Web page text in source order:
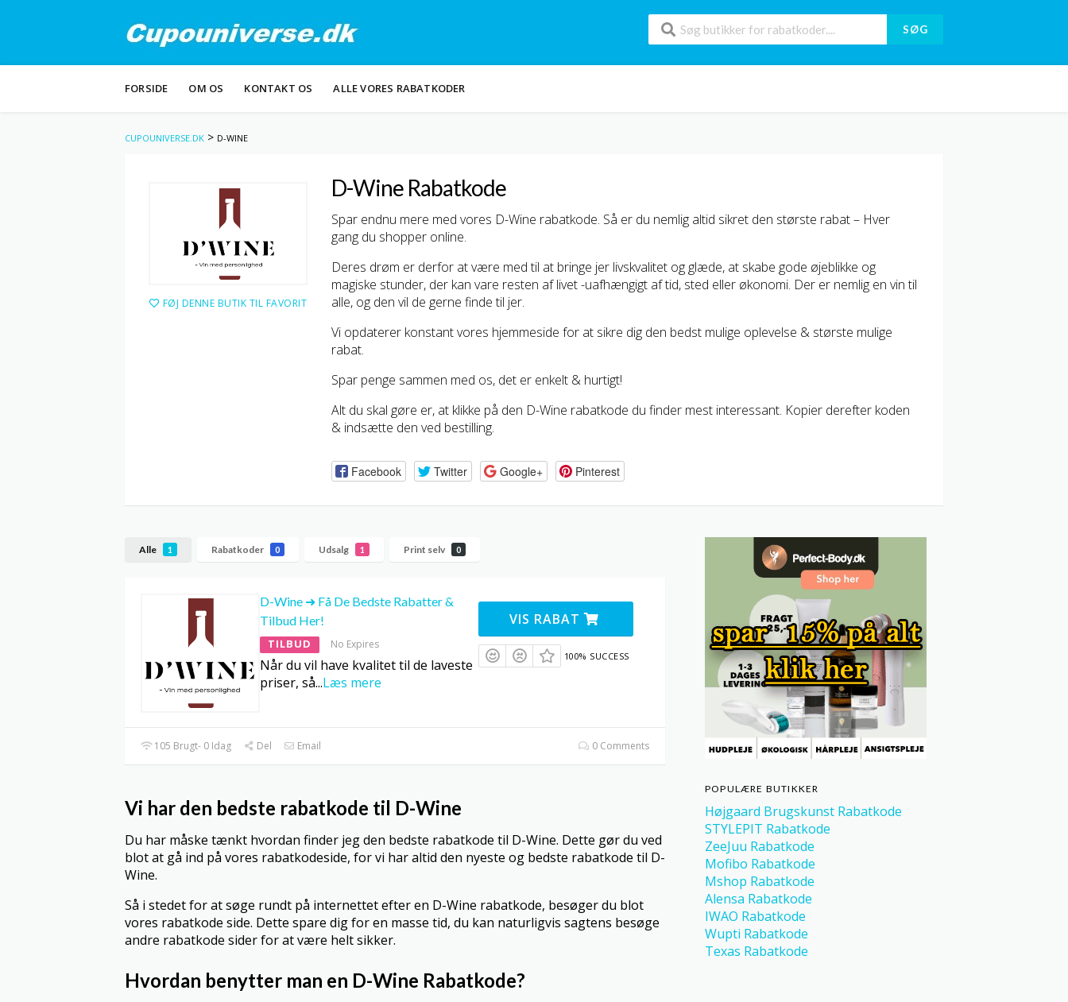
SØG
to
FORSIDE OM OS KONTAKT OS ALLE VORES RABATKODER
CUPOUNIVERSE.DK > D-WINE
FØJ DENNE BUTIK TIL FAVORIT
D-Wine Rabatkode
Spar endnu mere med vores D-Wine rabatkode. Så er du nemlig altid sikret den største rabat – Hver
gang du shopper online.
Deres drøm er derfor at være med til at bringe jer livskvalitet og glæde, at skabe gode øjeblikke og
magiske stunder, der kan vare resten af livet -uafhængigt af tid, sted eller økonomi. Der er nemlig en vin til
alle, og den vil de gerne finde til jer.
Vi opdaterer konstant vores hjemmeside for at sikre dig den bedst mulige oplevelse & største mulige
rabat.
Spar penge sammen med os, det er enkelt & hurtigt!
Alt du skal gøre er, at klikke på den D-Wine rabatkode du finder mest interessant. Kopier derefter koden
& indsætte den ved bestilling.
Facebook Twitter Google+ Pinterest
Alle 1 Rabatkoder 0 Udsalg 1 Print selv 0
D-Wine ➜ Få De Bedste Rabatter &
Tilbud Her!
TILBUD No Expires
Når du vil have kvalitet til de laveste
priser, så...Læs mere
VIS RABAT
100% SUCCESS
105 Brugt- 0 Idag Del Email 0 Comments
Vi har den bedste rabatkode til D-Wine
Du har måske tænkt hvordan finder jeg den bedste rabatkode til D-Wine. Dette gør du ved
blot at gå ind på vores rabatkodeside, for vi har altid den nyeste og bedste rabatkode til D-
Wine.
Så i stedet for at søge rundt på internettet efter en D-Wine rabatkode, besøger du blot
vores rabatkode side. Dette spare dig for en masse tid, du kan naturligvis sagtens besøge
andre rabatkode sider for at være helt sikker.
Hvordan benytter man en D-Wine Rabatkode?
POPULÆRE BUTIKKER
Højgaard Brugskunst Rabatkode
STYLEPIT Rabatkode
ZeeJuu Rabatkode
Mofibo Rabatkode
Mshop Rabatkode
Alensa Rabatkode
IWAO Rabatkode
Wupti Rabatkode
Texas Rabatkode